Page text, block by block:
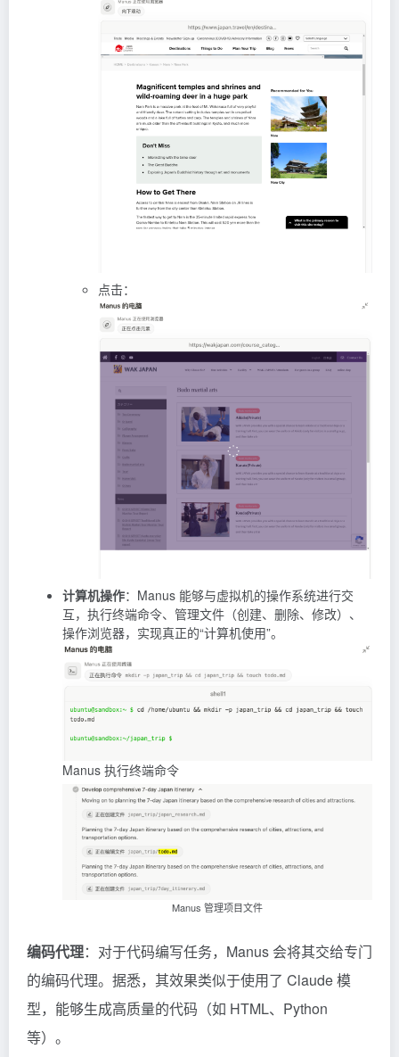
点击：
计算机操作：Manus 能够与虚拟机的操作系统进行交
互，执行终端命令、管理文件（创建、删除、修改）、
操作浏览器，实现真正的“计算机使用”。
Manus 执行终端命令
Manus 管理项目文件
编码代理：对于代码编写任务，Manus 会将其交给专门
的编码代理。据悉，其效果类似于使用了 Claude模
型，能够生成高质量的代码（如 HTML、Python
等）。